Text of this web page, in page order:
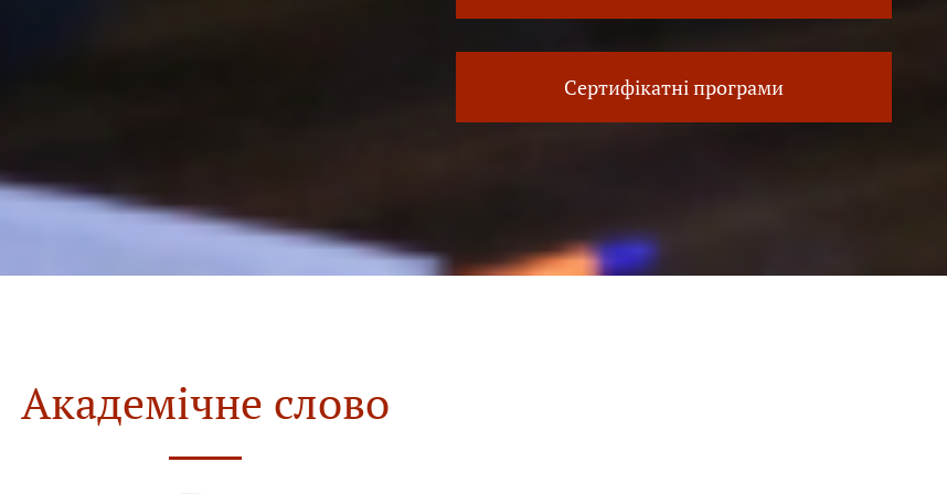
Сертифікатні програми
Академічне слово